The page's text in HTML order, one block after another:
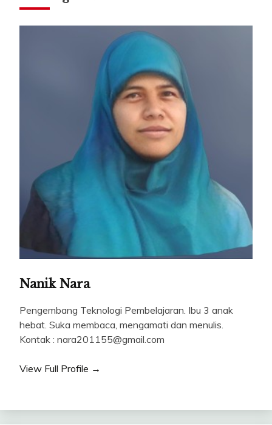
Nanik Nara
Pengembang Teknologi Pembelajaran. Ibu 3 anak
hebat. Suka membaca, mengamati dan menulis.
Kontak : nara201155@gmail.com
View Full Profile →